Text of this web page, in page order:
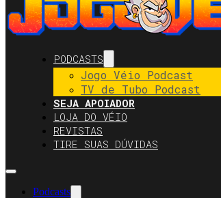
PODCASTS
Jogo Véio Podcast
TV de Tubo Podcast
SEJA APOIADOR
LOJA DO VÉIO
REVISTAS
TIRE SUAS DÚVIDAS
Podcasts